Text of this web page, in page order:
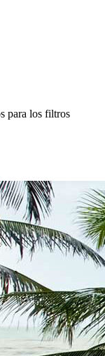
para los filtros